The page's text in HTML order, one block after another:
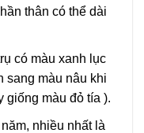
thân có thể dài
có màu xanh lục
sang màu nâu khi
giống màu đỏ tía ).
nhiều nhất là